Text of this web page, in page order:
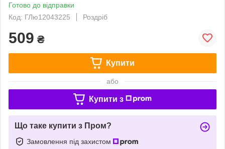
Готово до відправки
Код: ГЛю12043225
Роздріб
509 ₴
Купити
або
Купити з
Що таке купити з Пром?
Замовлення під захистом